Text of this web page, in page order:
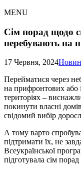
MENU
Сім порад щодо
перебувають на
17 Червня, 2024
Перейматися через
на прифронтових або
територіях –
покинути власні
свідомий вибір
А тому варто
підтримати їх, не
Всеукраїнської
підготувала сім